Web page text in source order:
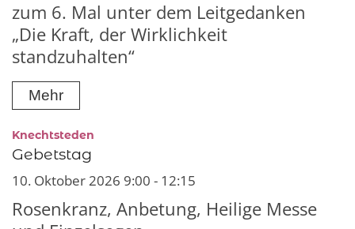
zum 6. Mal unter dem Leitgedanken
„Die Kraft, der Wirklichkeit
standzuhalten“
Mehr
Knechtsteden
Gebetstag
10. Oktober 2026 9:00 - 12:15
Rosenkranz, Anbetung, Heilige Messe